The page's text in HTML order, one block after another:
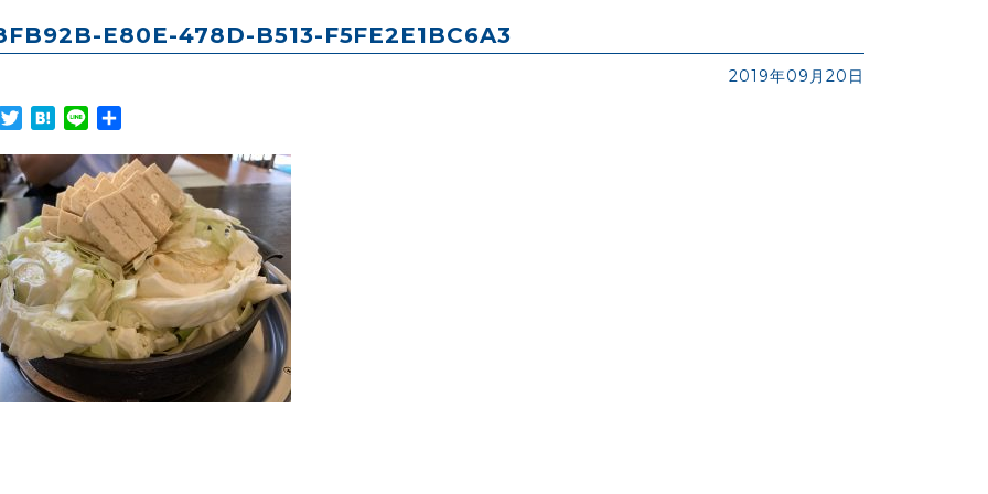
E80E-478D-B513-F5FE2E1BC6A3
2019年09月20日
TwitterHatena
Line